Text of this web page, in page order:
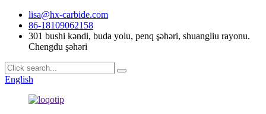
lisa@hx-carbide.com
86-18109062158
301 bushi kəndi, buda yolu, penq şəhəri, shuangliu rayonu.
Chengdu şəhəri
English